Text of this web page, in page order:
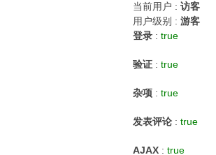
当前用户 : 访客
用户级别 : 游客
登录 : true
验证 : true
杂项 : true
发表评论 : true
AJAX : true